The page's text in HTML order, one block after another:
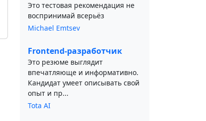
Это тестовая рекомендация не
воспринимай всерьёз
Michael Emtsev
Frontend-разработчик
Это резюме выглядит
впечатляюще и информативно.
Кандидат умеет описывать свой
опыт и пр...
Tota AI